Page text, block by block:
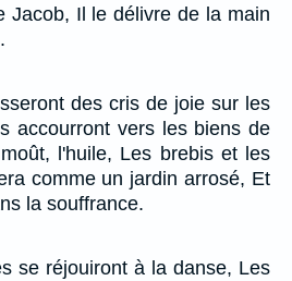
Jacob, Il le délivre de la main
des cris de joie sur les
accourront vers les biens de
l'huile, Les brebis et les
comme un jardin arrosé, Et
la souffrance.
se réjouiront à la danse, Les